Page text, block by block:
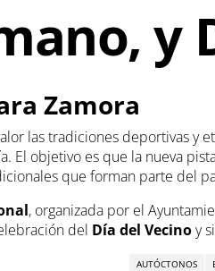
y
Zamora
las tradiciones deportivas y
El objetivo es que la nueva
que forman parte del
, organizada por el
del Día del Vecinoy
AUTÓCTONOS